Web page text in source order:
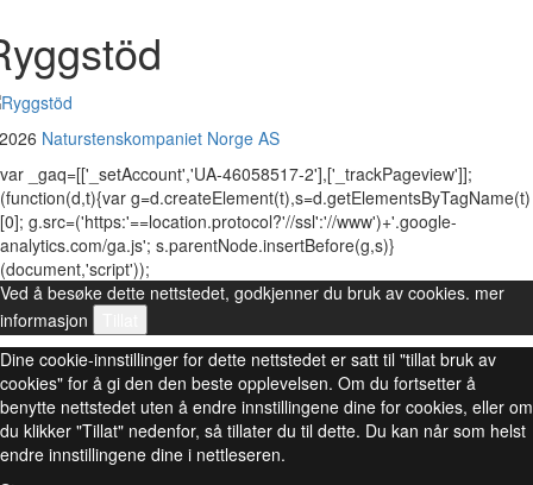
Naturstenskompaniet Norge AS
var _gaq=[['_setAccount','UA-46058517-2'],['_trackPageview']];
(function(d,t){var g=d.createElement(t),s=d.getElementsByTagName(t)
[0]; g.src=('https:'==location.protocol?'//ssl':'//www')+'.google-
analytics.com/ga.js'; s.parentNode.insertBefore(g,s)}
(document,'script'));
Ved å besøke dette nettstedet, godkjenner du bruk av cookies. mer
informasjon
Dine cookie-innstillinger for dette nettstedet er satt til "tillat bruk av
cookies" for å gi den den beste opplevelsen. Om du fortsetter å
benytte nettstedet uten å endre innstillingene dine for cookies, eller om
du klikker "Tillat" nedenfor, så tillater du til dette. Du kan når som helst
endre innstillingene dine i nettleseren.